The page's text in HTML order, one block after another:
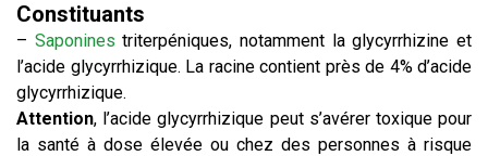
Constituants
– Saponines triterpéniques, notamment la glycyrrhizine et
l’acide glycyrrhizique. La racine contient près de 4% d’acide
glycyrrhizique.
Attention, l’acide glycyrrhizique peut s’avérer toxique pour
la santé à dose élevée ou chez des personnes à risque